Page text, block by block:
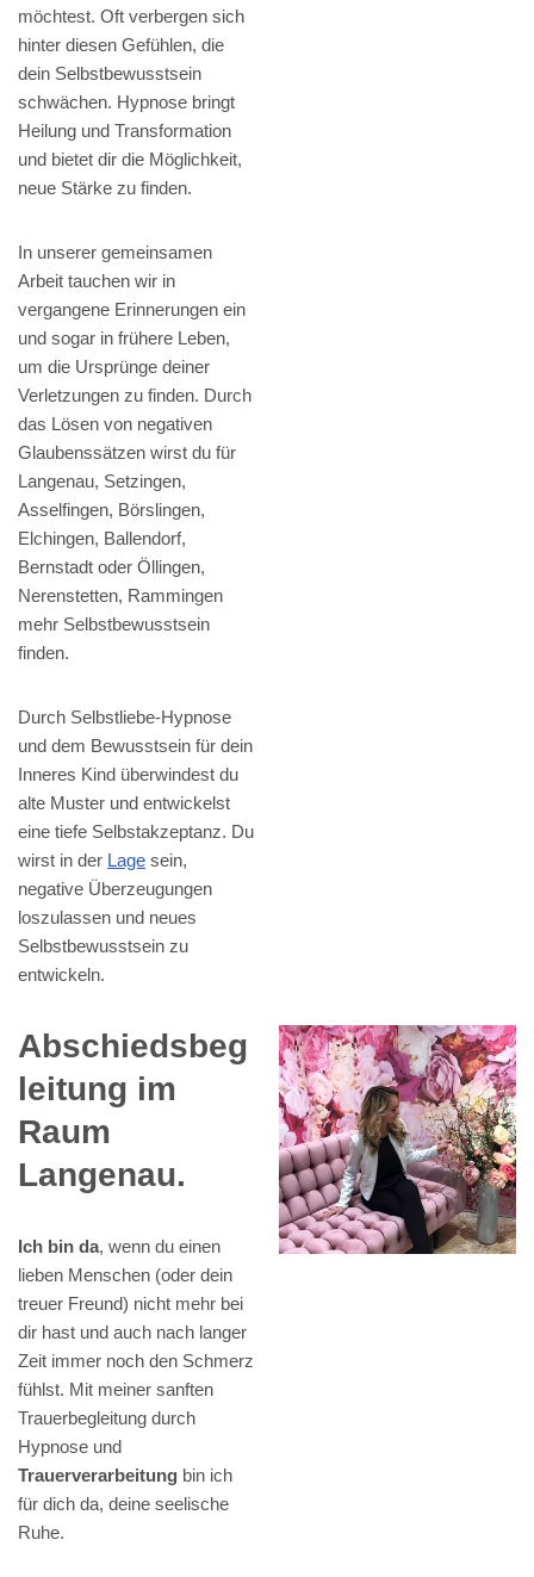
möchtest. Oft verbergen sich
hinter diesen Gefühlen, die
dein Selbstbewusstsein
schwächen. Hypnose bringt
Heilung und Transformation
und bietet dir die Möglichkeit,
neue Stärke zu finden.
In unserer gemeinsamen
Arbeit tauchen wir in
vergangene Erinnerungen ein
und sogar in frühere Leben,
um die Ursprünge deiner
Verletzungen zu finden. Durch
das Lösen von negativen
Glaubenssätzen wirst du für
Langenau, Setzingen,
Asselfingen, Börslingen,
Elchingen, Ballendorf,
Bernstadt oder Öllingen,
Nerenstetten, Rammingen
mehr Selbstbewusstsein
finden.
Durch Selbstliebe-Hypnose
und dem Bewusstsein für dein
Inneres Kind überwindest du
alte Muster und entwickelst
eine tiefe Selbstakzeptanz. Du
wirst in der Lage sein,
negative Überzeugungen
loszulassen und neues
Selbstbewusstsein zu
entwickeln.
Abschiedsbeg
leitung im
Raum
Langenau.
Ich bin da, wenn du einen
lieben Menschen (oder dein
treuer Freund) nicht mehr bei
dir hast und auch nach langer
Zeit immer noch den Schmerz
fühlst. Mit meiner sanften
Trauerbegleitung durch
Hypnose und
Trauerverarbeitung bin ich
für dich da, deine seelische
Ruhe.